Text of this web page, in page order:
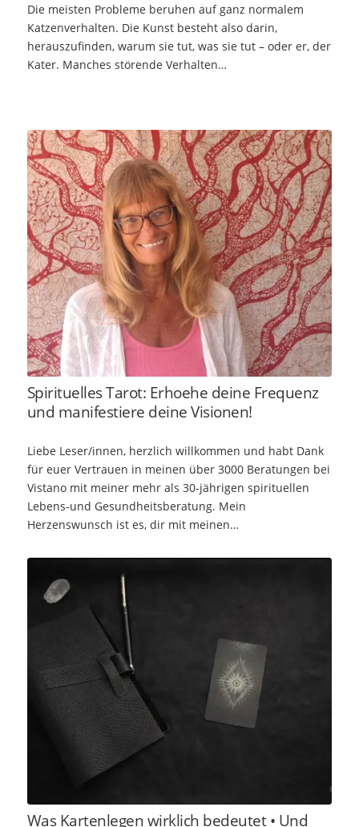
Die meisten Probleme beruhen auf ganz normalem
Katzenverhalten. Die Kunst besteht also darin,
herauszufinden, warum sie tut, was sie tut – oder er, der
Kater. Manches störende Verhalten…
Spirituelles Tarot: Erhoehe deine Frequenz
und manifestiere deine Visionen!
Liebe Leser/innen, herzlich willkommen und habt Dank
für euer Vertrauen in meinen über 3000 Beratungen bei
Vistano mit meiner mehr als 30-jährigen spirituellen
Lebens-und Gesundheitsberatung. Mein
Herzenswunsch ist es, dir mit meinen…
Was Kartenlegen wirklich bedeutet • Und